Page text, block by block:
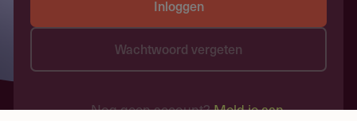
Inloggen
Wachtwoord vergeten
Nog geen account?Meld je aan